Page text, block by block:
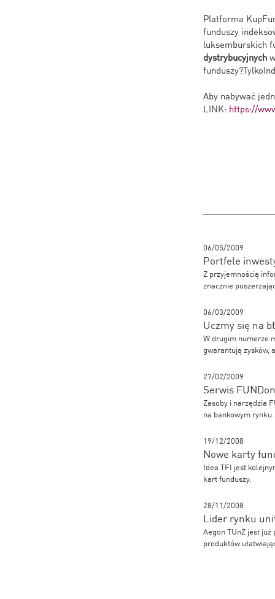
Platforma
funduszy
luksemburskich
dystrybucyjnych
Aby nabywać
LINK: https://
06/05/2009
Portfele
Z przyjemnością
znacznie
06/03/2009
Uczmy się na
W drugim numerze
gwarantują zysków,
27/02/2009
Serwis
Zasoby i narzędzia
na bankowym rynku.
19/12/2008
Nowe karty
Idea TFI jest
kart funduszy.
28/11/2008
Lider rynku
Aegon TUnŻ jest
produktów